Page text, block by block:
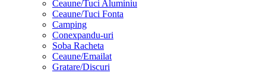
Ceaune/Tuci Aluminiu
Ceaune/Tuci Fonta
Camping
Conexpandu-uri
Soba Racheta
Ceaune/Emailat
Gratare/Discuri